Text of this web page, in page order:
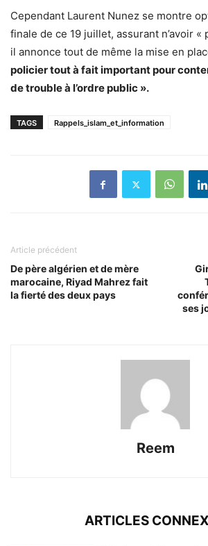
Cependant Laurent Nunez se montre
finale de ce 19 juillet, assurant n’avoir «
il annonce tout de même la mise en
policier tout à fait important pour
de trouble à l’ordre public ».
TAGS Rappels_islam_et_information
Article précédent
De père algérien et de mère
marocaine, Riyad Mahrez fait
la fierté des deux pays
ses
Reem
ARTICLES